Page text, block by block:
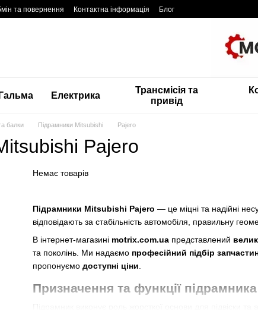
та повернення Контактна інформація Блог
Гальма Електрика
Трансмісія та
привід
балки Підрамники Mitsubishi Pajero
Pajero
Підрамники Mitsubishi Pajero — це міцні та надійні
відповідають за стабільність автомобіля, правильну
В інтернет-магазині motrix.com.ua представлений
та поколінь. Ми надаємо професійний підбір
пропонуємо доступні ціни.
Призначення та функції
Немає товарів